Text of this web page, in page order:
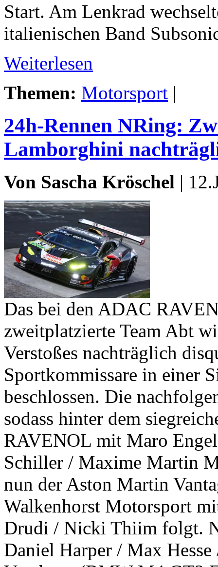
Start. Am Lenkrad
italienischen Band
Weiterlesen
Themen: Motorsport |
24h-Rennen NRing:
Lamborghini
Von Sascha Kröschel |
Das bei den ADAC
zweitplatzierte Team Abt
Verstoßes nachträglich
Sportkommissare in einer
beschlossen. Die
sodass hinter dem
RAVENOL mit Maro
Schiller / Maxime Martin
nun der Aston Martin
Walkenhorst Motorsport
Drudi / Nicki Thiim folgt.
Daniel Harper / Max